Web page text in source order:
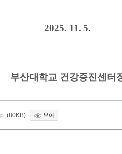
2025. 11. 5.
부산대학교 건강증진센터
(80KB) 뷰어